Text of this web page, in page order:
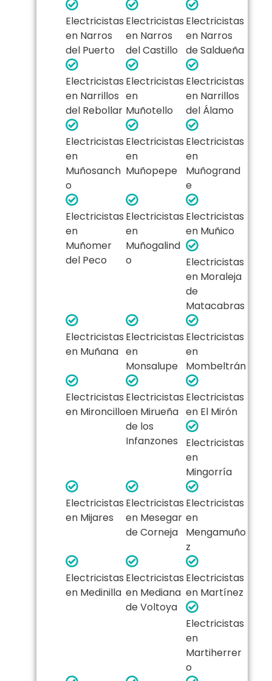
Electricistas
en Narros
del Puerto
Electricistas
en Narros
del Castillo
Electricistas
en Narros
de Saldueña
Electricistas
en Narrillos
del Rebollar
Electricistas
en
Muñotello
Electricistas
en Narrillos
del Álamo
Electricistas
en
Muñosanch
o
Electricistas
en
Muñopepe
Electricistas
en
Muñogrand
e
Electricistas
en
Muñomer
del Peco
Electricistas
en
Muñogalind
o
Electricistas
en Muñico
Electricistas
en Moraleja
de
Matacabras
Electricistas
en Muñana
Electricistas
en
Monsalupe
Electricistas
en
Mombeltrán
Electricistas
en Mironcillo
Electricistas
en Mirueña
de los
Infanzones
Electricistas
en El Mirón
Electricistas
en
Mingorría
Electricistas
en Mijares
Electricistas
en Mesegar
de Corneja
Electricistas
en
Mengamuño
z
Electricistas
en Medinilla
Electricistas
en Mediana
de Voltoya
Electricistas
en Martínez
Electricistas
en
Martiherrer
o